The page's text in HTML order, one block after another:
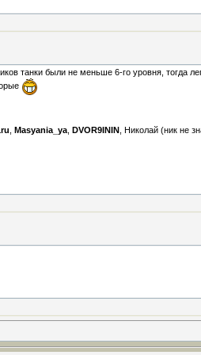
танки были не меньше 6-го уровня, тогда
Masyania_ya DVOR9ININ , Николай (ник не